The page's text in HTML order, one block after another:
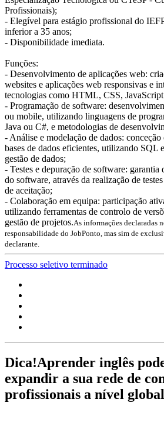
Profissionais);
- Elegível para estágio profissional do
inferior a 35 anos;
- Disponibilidade imediata.
Funções:
- Desenvolvimento de aplicações web:
websites e aplicações web responsivas e
tecnologias como HTML, CSS,
- Programação de software:
ou mobile, utilizando linguagens de
Java ou C#, e metodologias de
- Análise e modelação de dados:
bases de dados eficientes, utilizando SQL
gestão de dados;
- Testes e depuração de software:
do software, através da realização de
de aceitação;
- Colaboração em equipa: participação
utilizando ferramentas de controlo de
gestão de projetos.As informações declaradas
responsabilidade do JobPonto, mas sim de
declarante.
Processo seletivo terminado
Dica!Aprender inglês
expandir a sua rede de
profissionais a nível